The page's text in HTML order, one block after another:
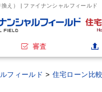
え） | ファイナンシャルフィールド
審査
フィールド > 住宅ローン比較